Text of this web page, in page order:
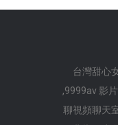
台灣甜心
,9999av 影片
聊視頻聊天